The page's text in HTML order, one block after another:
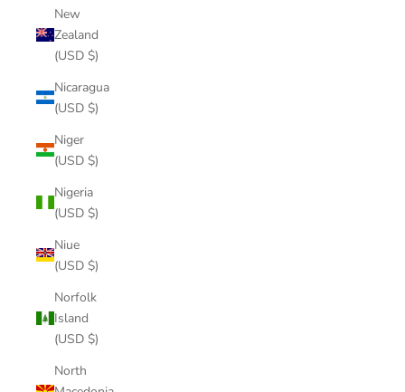
New
Zealand
(USD $)
Nicaragua
(USD $)
Niger
(USD $)
Nigeria
(USD $)
Niue
(USD $)
Norfolk
Island
(USD $)
North